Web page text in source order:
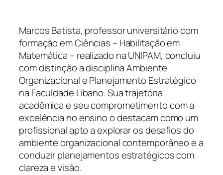
Marcos Batista, professor universitário com
formação em Ciências – Habilitação em
Matemática – realizado na UNIPAM, concluiu
com distinção a disciplina Ambiente
Organizacional e Planejamento Estratégico
na Faculdade Líbano. Sua trajetória
acadêmica e seu comprometimento com a
excelência no ensino o destacam como um
profissional apto a explorar os desafios do
ambiente organizacional contemporâneo e a
conduzir planejamentos estratégicos com
clareza e visão.